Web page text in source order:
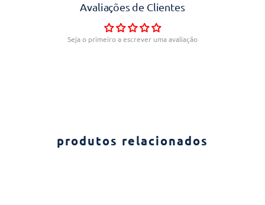
Avaliações de Clientes
Seja o primeiro a escrever uma avaliação
produtos relacionados